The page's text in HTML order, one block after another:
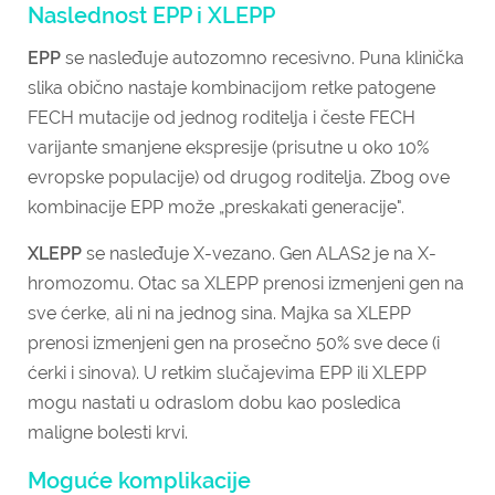
Naslednost EPP i XLEPP
EPP se nasleđuje autozomno recesivno. Puna klinička
slika obično nastaje kombinacijom retke patogene
FECH mutacije od jednog roditelja i česte FECH
varijante smanjene ekspresije (prisutne u oko 10%
evropske populacije) od drugog roditelja. Zbog ove
kombinacije EPP može „preskakati generacije".
XLEPP se nasleđuje X-vezano. Gen ALAS2 je na X-
hromozomu. Otac sa XLEPP prenosi izmenjeni gen na
sve ćerke, ali ni na jednog sina. Majka sa XLEPP
prenosi izmenjeni gen na prosečno 50% sve dece (i
ćerki i sinova). U retkim slučajevima EPP ili XLEPP
mogu nastati u odraslom dobu kao posledica
maligne bolesti krvi.
Moguće komplikacije